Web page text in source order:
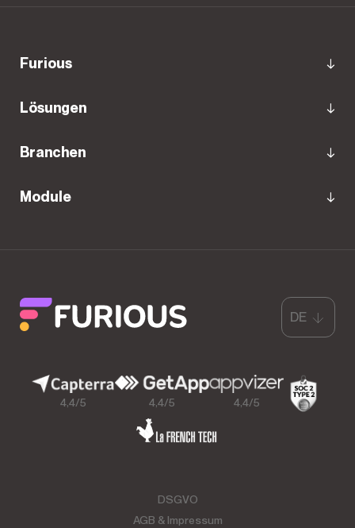
Furious
Lösungen
Branchen
Module
4,4/5 4,4/5 4,4/5
DSGVO
AGB & Impressum
DE